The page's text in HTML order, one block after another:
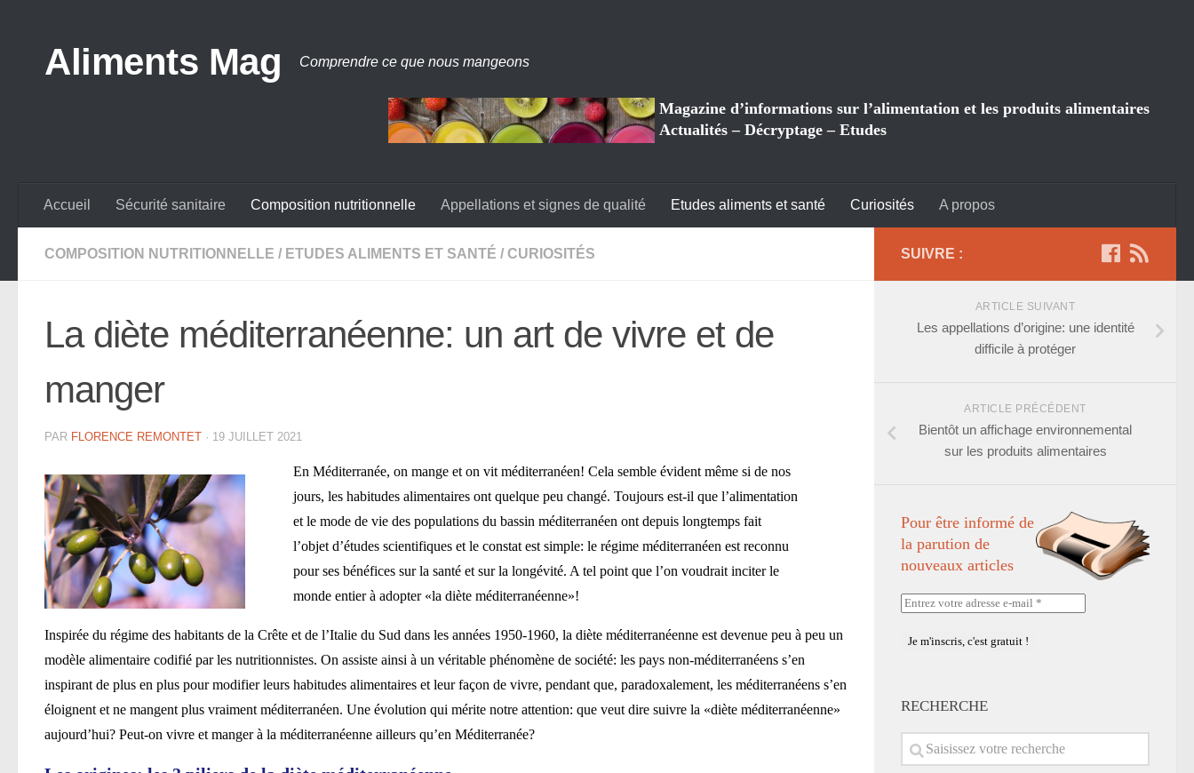
Aliments Mag Comprendre ce que nous mangeons
Magazine d’informations sur l’alimentation et les produits alimentaires
Actualités – Décryptage – Etudes
Accueil Sécurité sanitaire Composition nutritionnelle Appellations et signes de qualité Etudes aliments et santé Curiosités A propos
COMPOSITION NUTRITIONNELLE / ETUDES ALIMENTS ET SANTÉ / CURIOSITÉS
La diète méditerranéenne: un art de vivre et de
manger
PAR FLORENCE REMONTET · 19 JUILLET 2021
En Méditerranée, on mange et on vit méditerranéen! Cela semble évident même si de nos
jours, les habitudes alimentaires ont quelque peu changé. Toujours est-il que l’alimentation
et le mode de vie des populations du bassin méditerranéen ont depuis longtemps fait
l’objet d’études scientifiques et le constat est simple: le régime méditerranéen est reconnu
pour ses bénéfices sur la santé et sur la longévité. A tel point que l’on voudrait inciter le
monde entier à adopter «la diète méditerranéenne»!
Inspirée du régime des habitants de la Crête et de l’Italie du Sud dans les années 1950-1960, la diète méditerranéenne est devenue peu à peu un
modèle alimentaire codifié par les nutritionnistes. On assiste ainsi à un véritable phénomène de société: les pays non-méditerranéens s’en
inspirant de plus en plus pour modifier leurs habitudes alimentaires et leur façon de vivre, pendant que, paradoxalement, les méditerranéens s’en
éloignent et ne mangent plus vraiment méditerranéen. Une évolution qui mérite notre attention: que veut dire suivre la «diète méditerranéenne»
aujourd’hui? Peut-on vivre et manger à la méditerranéenne ailleurs qu’en Méditerranée?
SUIVRE :
ARTICLE SUIVANT
Les appellations d’origine: une identité
difficile à protéger
ARTICLE PRÉCÉDENT
Bientôt un affichage environnemental
sur les produits alimentaires
Pour être informé de
la parution de
nouveaux articles
Entrez
votre
adresse
RECHERCHE